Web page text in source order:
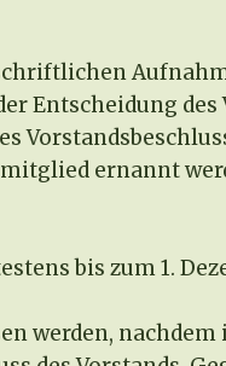
Entscheidung des
ernannt
bis zum 1.
werden,